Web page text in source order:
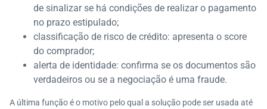
de sinalizar se há condições de realizar o pagamento
no prazo estipulado;
classificação de risco de crédito: apresenta o score
do comprador;
alerta de identidade: confirma se os documentos são
verdadeiros ou se a negociação é uma fraude.
A última função é o motivo pelo qual a solução pode ser usada até